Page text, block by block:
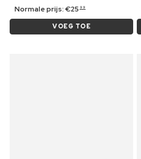
Normale prijs:€25 99
VOEG TOE